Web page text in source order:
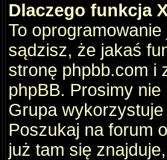
Dlaczego funkcja
To oprogramowanie
sądzisz, że jakaś
stronę phpbb.com i
phpBB. Prosimy
Grupa
Poszukaj na forum
już tam się